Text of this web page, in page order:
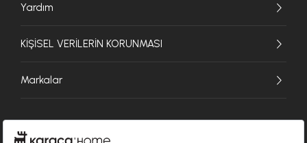
Yardım
KİŞİSEL VERİLERİN KORUNMASI
Markalar